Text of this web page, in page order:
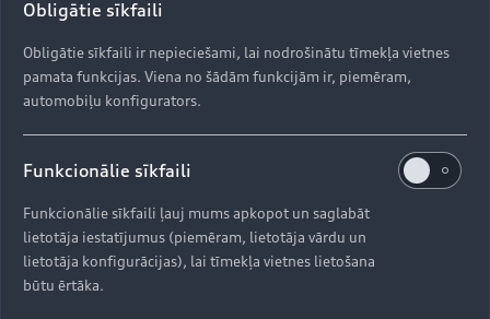
Obligātie sīkfaili
Obligātie sīkfaili ir nepieciešami, lai nodrošinātu tīmekļa vietnes
pamata funkcijas. Viena no šādām funkcijām ir, piemēram,
automobiļu konfigurators.
Funkcionālie sīkfaili
Funkcionālie sīkfaili ļauj mums apkopot un saglabāt
lietotāja iestatījumus (piemēram, lietotāja vārdu un
lietotāja konfigurācijas), lai tīmekļa vietnes lietošana
būtu ērtāka.